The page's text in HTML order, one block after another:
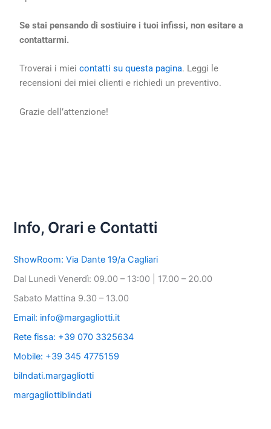
Se stai pensando di sostiuire i tuoi infissi, non esitare a
contattarmi.
Troverai i mieicontatti su questa pagina. Leggi le
recensioni dei miei clienti e richiedi un preventivo.
Grazie dell’attenzione!
Info, Orari e Contatti
ShowRoom: Via Dante 19/a Cagliari
Dal Lunedì Venerdì: 09.00 – 13:00 | 17.00 – 20.00
Sabato Mattina 9.30 – 13.00
Email: info@margagliotti.it
Rete fissa: +39 070 3325634
Mobile: +39 345 4775159
bilndati.margagliotti
margagliottiblindati